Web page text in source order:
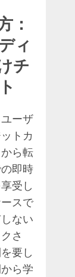
：
ィ
チ
ーザ
トカ
ら転
即時
受し
スで
ない
さ
要し
ら学